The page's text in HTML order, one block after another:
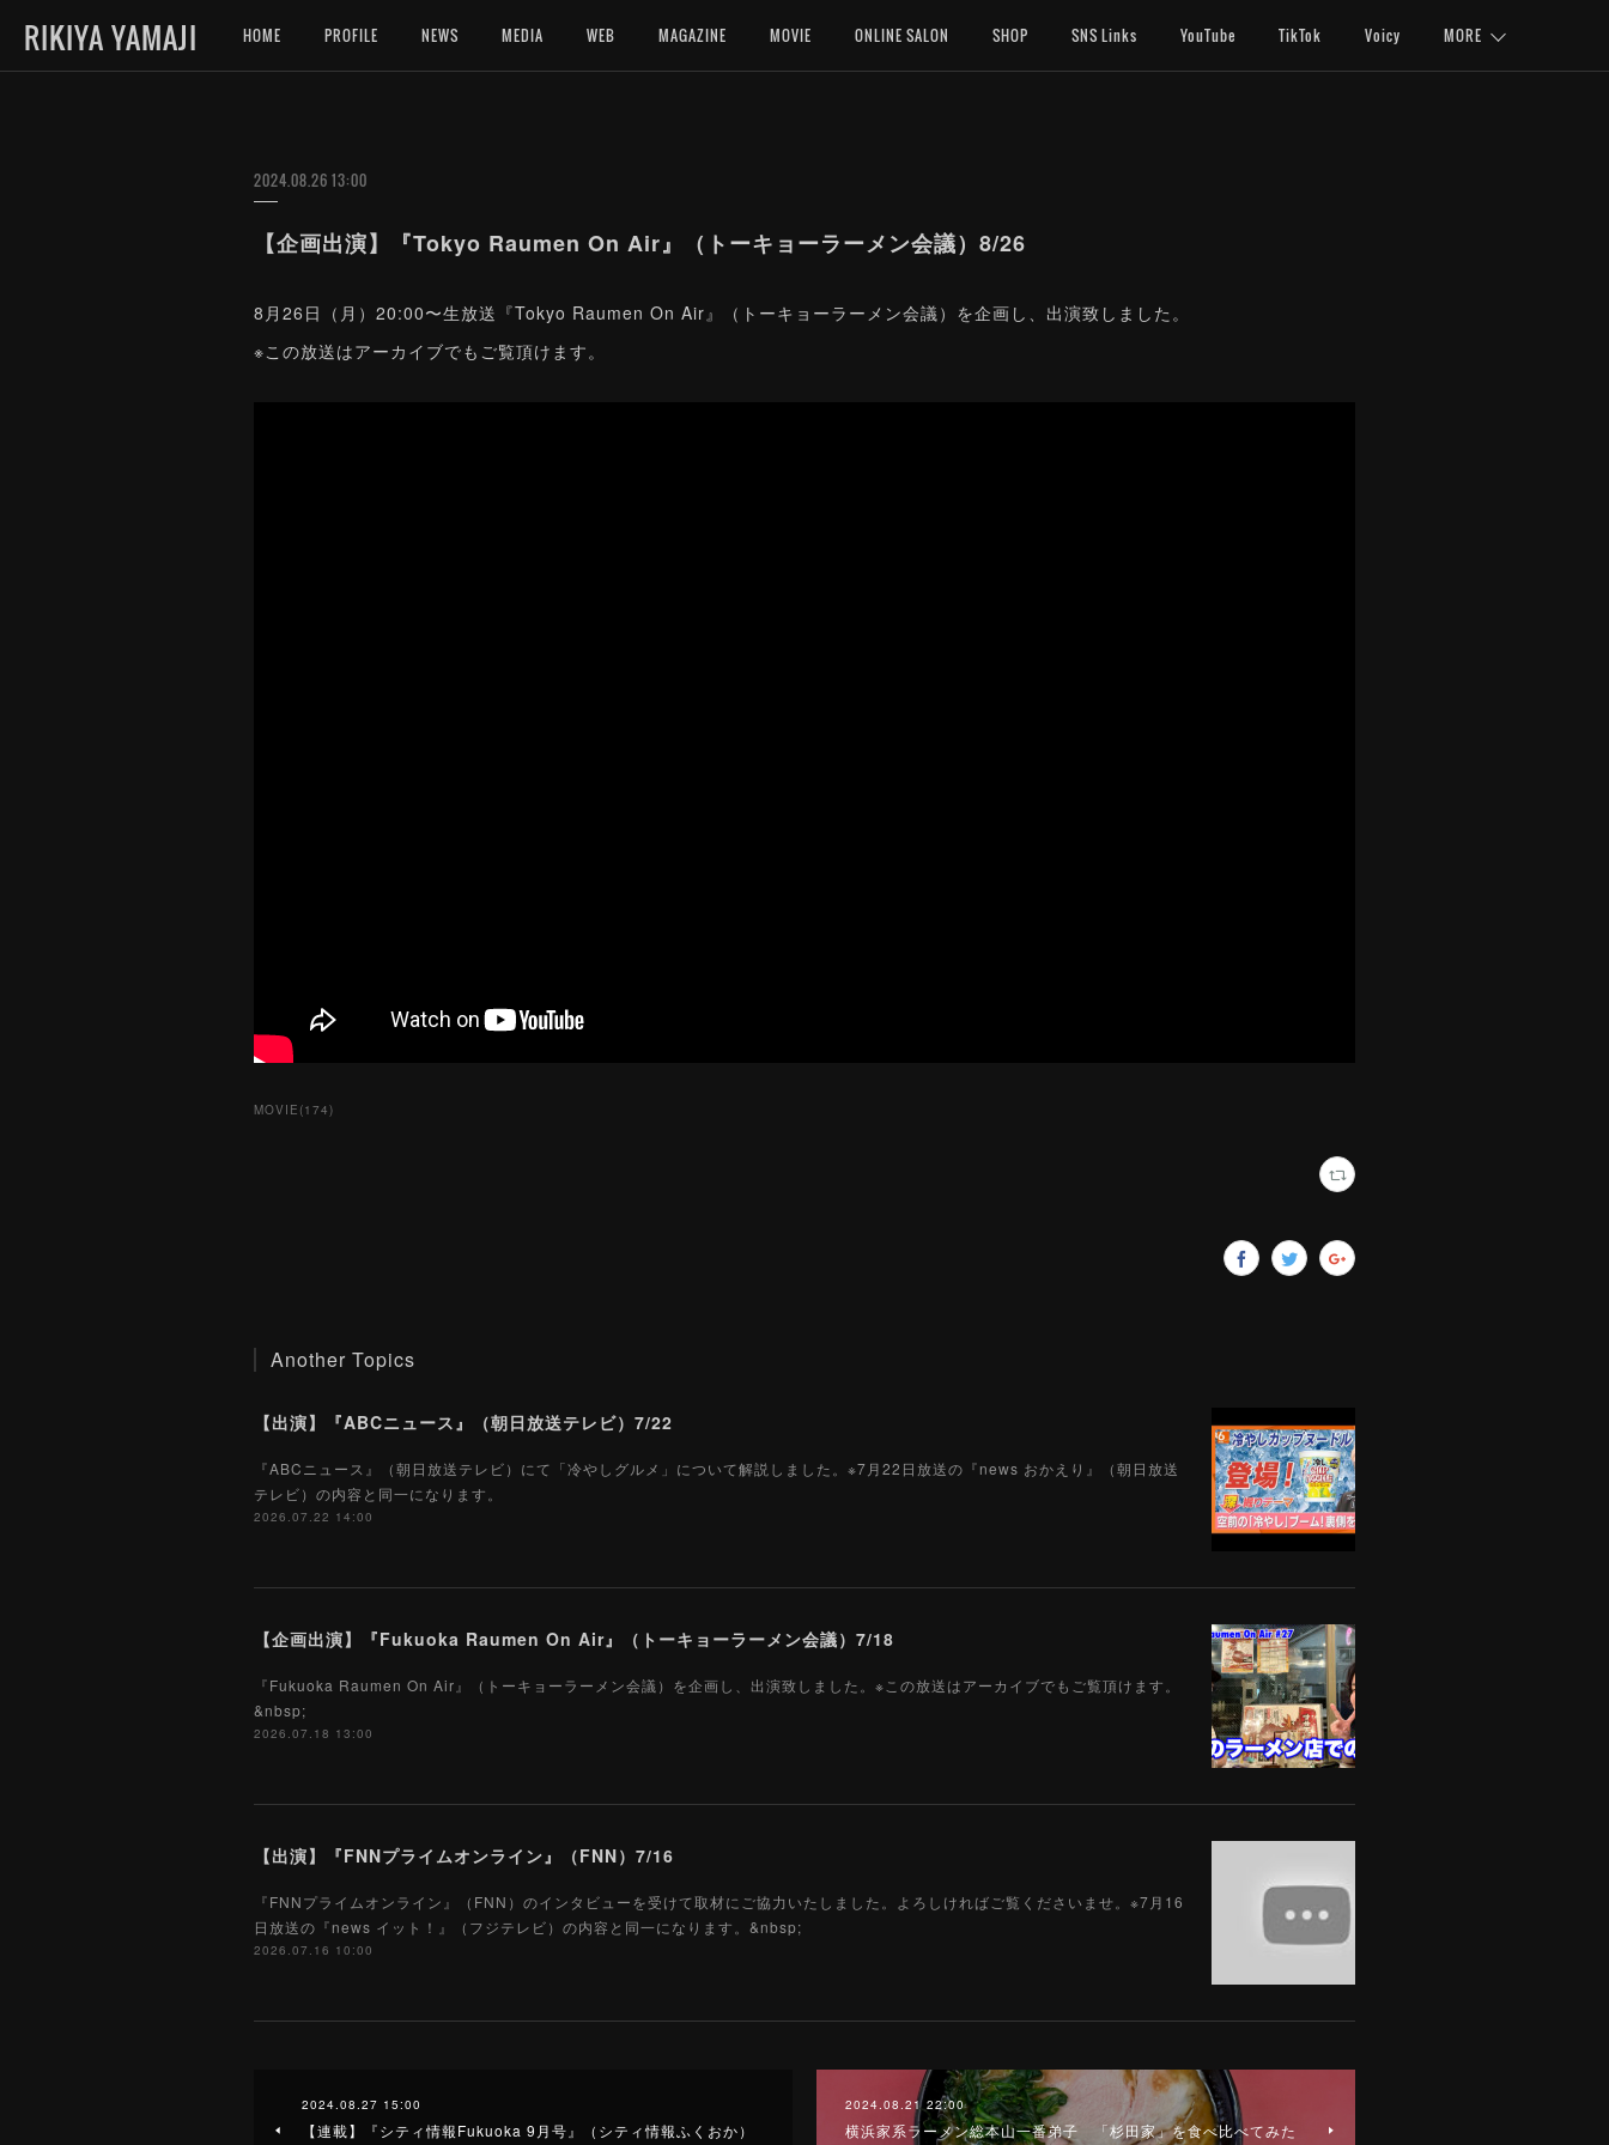
RIKIYA YAMAJI HOME PROFILE NEWS MEDIA WEB MAGAZINE MOVIE ONLINE SALON SHOP SNS Links YouTube TikTok Voicy MORE
2024.08.26 13:00
【企画出演】『Tokyo Raumen On Air』（トーキョーラーメン会議）8/26
8月26日（月）20:00〜生放送『Tokyo Raumen On Air』（トーキョーラーメン会議）を企画し、出演致しました。
※この放送はアーカイブでもご覧頂けます。
MOVIE (174)
Another Topics
【出演】『ABCニュース』（朝日放送テレビ）7/22
『ABCニュース』（朝日放送テレビ）にて「冷やしグルメ」について解説しました。※7月22日放送の『news おかえり』（朝日放送
テレビ）の内容と同一になります。
2026.07.22 14:00
【企画出演】『Fukuoka Raumen On Air』（トーキョーラーメン会議）7/18
『Fukuoka Raumen On Air』（トーキョーラーメン会議）を企画し、出演致しました。※この放送はアーカイブでもご覧頂けます。
&nbsp;
2026.07.18 13:00
【出演】『FNNプライムオンライン』（FNN）7/16
『FNNプライムオンライン』（FNN）のインタビューを受けて取材にご協力いたしました。よろしければご覧くださいませ。※7月16
日放送の『news イット！』（フジテレビ）の内容と同一になります。&nbsp;
2026.07.16 10:00
2024.08.27 15:00
【連載】『シティ情報Fukuoka 9月号』（シティ情報ふくおか）
2024.08.21 22:00
横浜家系ラーメン総本山一番弟子 「杉田家」を食べ比べてみた